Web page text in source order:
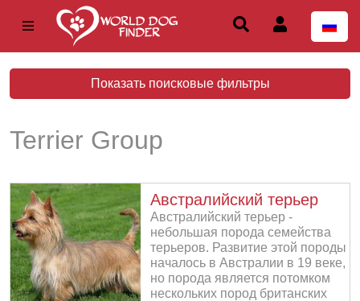
Показать поисковые фильтры
Terrier Group
Австралийский терьер
Австралийский терьер -
небольшая порода семейства
терьеров. Развитие этой породы
началось в Австралии в 19 веке,
но порода является потомком
нескольких пород британских